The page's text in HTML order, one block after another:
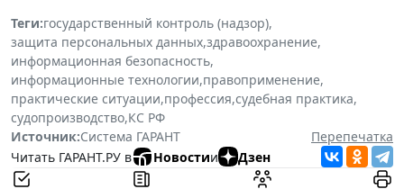
Теги:государственный контроль (надзор),
защита персональных данных,здравоохранение,
информационная безопасность,
информационные технологии,правоприменение,
практические ситуации,профессия,судебная практика,
судопроизводство,КС РФ
Источник:Система ГАРАНТ
Перепечатка
Читать ГАРАНТ.РУ в
Новостии Дзен